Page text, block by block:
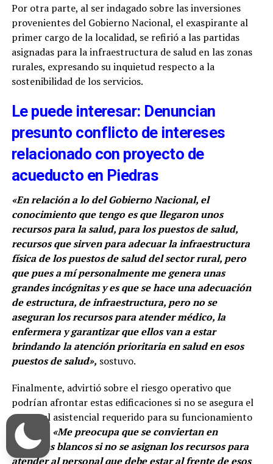
Por otra parte, al ser indagado sobre las inversiones
provenientes del Gobierno Nacional, el exaspirante al
primer cargo de la localidad, se refirió a las partidas
asignadas para la infraestructura de salud en las zonas
rurales, expresando su inquietud respecto a la
sostenibilidad de los servicios.
Le puede interesar: Denuncian
presunto conflicto de intereses
relacionado con proyecto de
acueducto en Piedras
«En relación a lo del Gobierno Nacional, el
conocimiento que tengo es que llegaron unos
recursos para la salud, para los puestos de salud,
recursos que sirven para adecuar la infraestructura
física de los puestos de salud del sector rural, pero
que pues a mí personalmente me genera unas
grandes incógnitas y es que se hace una adecuación
de estructura, de infraestructura, pero no se
aseguran los recursos para atender médico, la
enfermera y garantizar que ellos van a estar
brindando la atención prioritaria en salud en esos
puestos de salud», sostuvo.
Finalmente, advirtió sobre el riesgo operativo que
podrían afrontar estas edificaciones si no se asegura el
personal asistencial requerido para su funcionamiento
integral:
«Me preocupa que se conviertan en
elefantes blancos si no se asignan los recursos para
atender al personal que debe estar al frente de esos